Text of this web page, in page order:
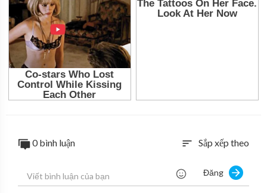
0 bình luận sort Sắp xếp theo
Đăng